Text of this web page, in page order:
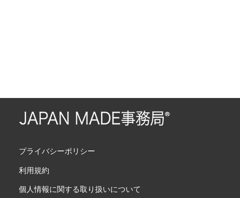
プライバシーポリシー
利用規約
個人情報に関する取り扱いについて